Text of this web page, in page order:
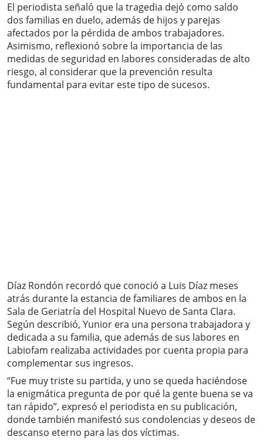
El periodista señaló que la tragedia dejó como saldo
dos familias en duelo, además de hijos y parejas
afectados por la pérdida de ambos trabajadores.
Asimismo, reflexionó sobre la importancia de las
medidas de seguridad en labores consideradas de alto
riesgo, al considerar que la prevención resulta
fundamental para evitar este tipo de sucesos.
Díaz Rondón recordó que conoció a Luis Díaz meses
atrás durante la estancia de familiares de ambos en la
Sala de Geriatría del Hospital Nuevo de Santa Clara.
Según describió, Yunior era una persona trabajadora y
dedicada a su familia, que además de sus labores en
Labiofam realizaba actividades por cuenta propia para
complementar sus ingresos.
“Fue muy triste su partida, y uno se queda haciéndose
la enigmática pregunta de por qué la gente buena se va
tan rápido”, expresó el periodista en su publicación,
donde también manifestó sus condolencias y deseos de
descanso eterno para las dos víctimas.